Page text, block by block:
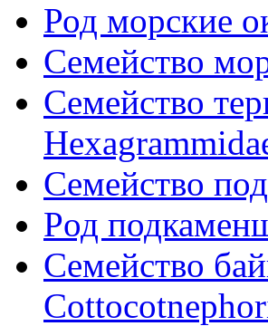
Род морские
Семейство
Семейство
Семейство
Pод
Семейство